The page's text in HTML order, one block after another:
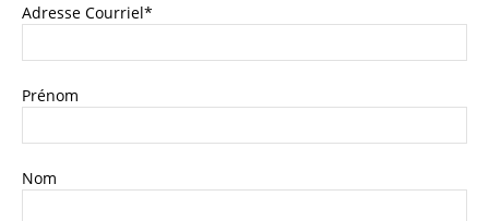
Adresse Courriel*
Prénom
Nom